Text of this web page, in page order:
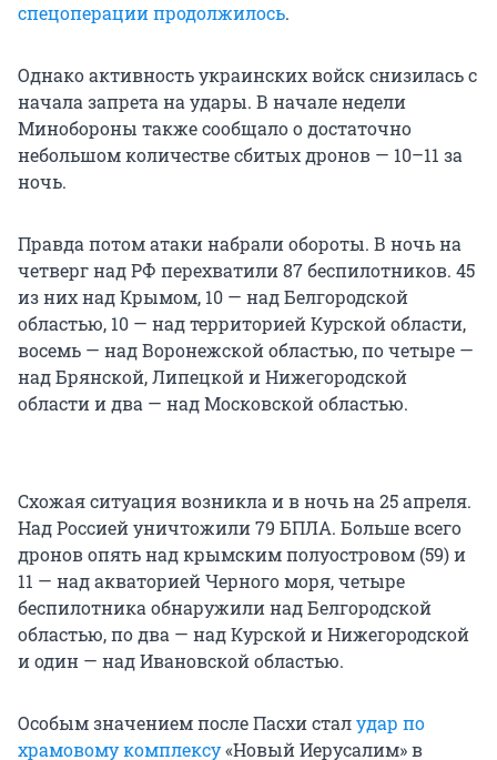
спецоперации продолжилось.
Однако активность украинских войск снизилась с
начала запрета на удары. В начале недели
Минобороны также сообщало о достаточно
небольшом количестве сбитых дронов — 10–11 за
ночь.
Правда потом атаки набрали обороты. В ночь на
четверг над РФ перехватили 87 беспилотников. 45
из них над Крымом, 10 — над Белгородской
областью, 10 — над территорией Курской области,
восемь — над Воронежской областью, по четыре —
над Брянской, Липецкой и Нижегородской
области и два — над Московской областью.
Схожая ситуация возникла и в ночь на 25 апреля.
Над Россией уничтожили 79 БПЛА. Больше всего
дронов опять над крымским полуостровом (59) и
11 — над акваторией Черного моря, четыре
беспилотника обнаружили над Белгородской
областью, по два — над Курской и Нижегородской
и один — над Ивановской областью.
Особым значением после Пасхи сталудар по
храмовому комплексу«Новый Иерусалим» в